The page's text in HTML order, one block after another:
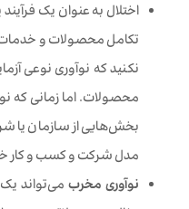
اختلال به عنوان یک
تکامل محصولات و
نکنید که نوآوری نوعی
محصولات. اما زمانی که
بخش‌هایی از سازمان یا
مدل شرکت و کسب و کار
نوآوری مخربمی‌تواند